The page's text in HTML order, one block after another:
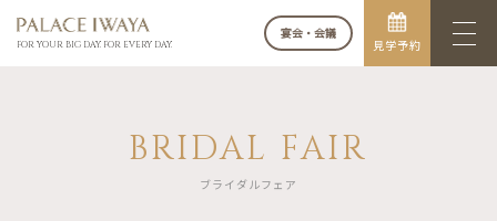
FOR YOUR BIG DAY. FOR EVERY DAY.
宴会・会議
見学予約
BRIDAL FAIR
ブライダルフェア